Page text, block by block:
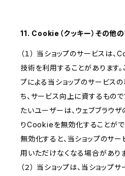
11. Cookie（クッキー）その他
（１） 当ショップのサービスは
技術を利用することがあります。
プによる当ショップのサービス
ち、サービス向上に資するもの
たいユーザーは、ウェブブラウ
りCookieを無効化することがで
無効化すると、当ショップのサ
用いただけなくなる場合がありま
（２） 当ショップは、当ショッ